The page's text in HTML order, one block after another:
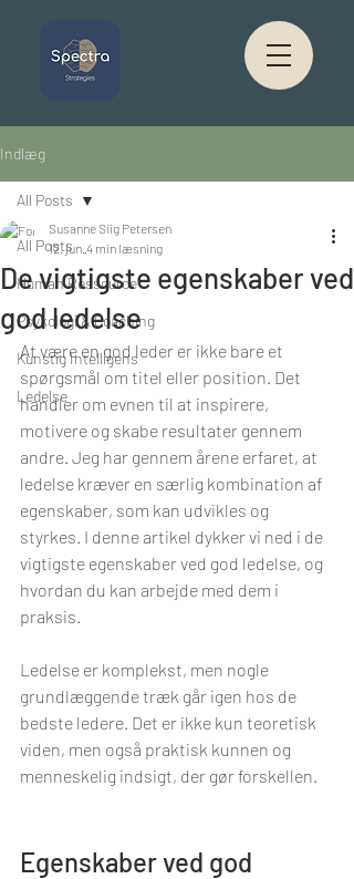
Indlæg
All Posts
Human Ressource
Psykologi & Coaching
Kunstig Intelligens
Ledelse
All Posts
De vigtigste egenskaber ved
god ledelse
Susanne Siig Petersen
12. jun. 4 min læsning
At være en god leder er ikke bare et
spørgsmål om titel eller position. Det
handler om evnen til at inspirere,
motivere og skabe resultater gennem
andre. Jeg har gennem årene erfaret, at
ledelse kræver en særlig kombination af
egenskaber, som kan udvikles og
styrkes. I denne artikel dykker vi ned i de
vigtigste egenskaber ved god ledelse, og
hvordan du kan arbejde med dem i
praksis.
Ledelse er komplekst, men nogle
grundlæggende træk går igen hos de
bedste ledere. Det er ikke kun teoretisk
viden, men også praktisk kunnen og
menneskelig indsigt, der gør forskellen.
Egenskaber ved god